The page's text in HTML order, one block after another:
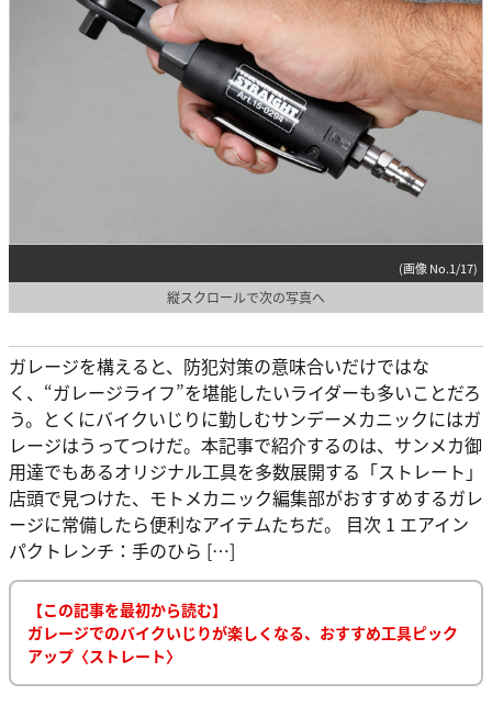
(画像 No.1/17)
縦スクロールで次の写真へ
ガレージを構えると、防犯対策の意味合いだけではな
く、“ガレージライフ”を堪能したいライダーも多いことだろ
う。とくにバイクいじりに勤しむサンデーメカニックにはガ
レージはうってつけだ。本記事で紹介するのは、サンメカ御
用達でもあるオリジナル工具を多数展開する「ストレート」
店頭で見つけた、モトメカニック編集部がおすすめするガレ
ージに常備したら便利なアイテムたちだ。 目次 1 エアイン
パクトレンチ：手のひら […]
【この記事を最初から読む】
ガレージでのバイクいじりが楽しくなる、おすすめ工具ピック
アップ〈ストレート〉